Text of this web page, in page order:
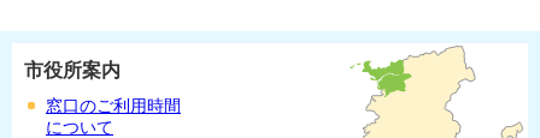
市役所案内
窓口のご利用時間
について